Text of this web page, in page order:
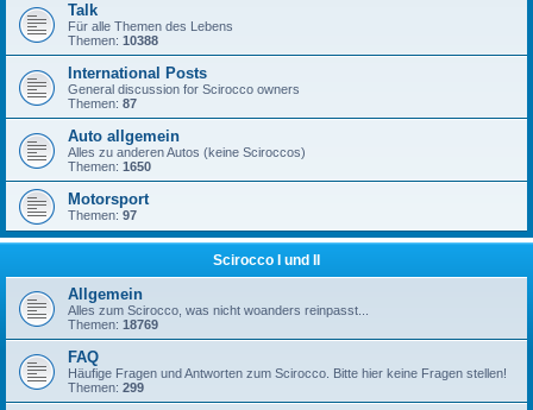
Talk
Für alle Themen des Lebens
Themen: 10388
International Posts
General discussion for Scirocco owners
Themen: 87
Auto allgemein
Alles zu anderen Autos (keine Sciroccos)
Themen: 1650
Motorsport
Themen: 97
Scirocco I und II
Allgemein
Alles zum Scirocco, was nicht woanders reinpasst...
Themen: 18769
FAQ
Häufige Fragen und Antworten zum Scirocco. Bitte hier keine Fragen stellen!
Themen: 299